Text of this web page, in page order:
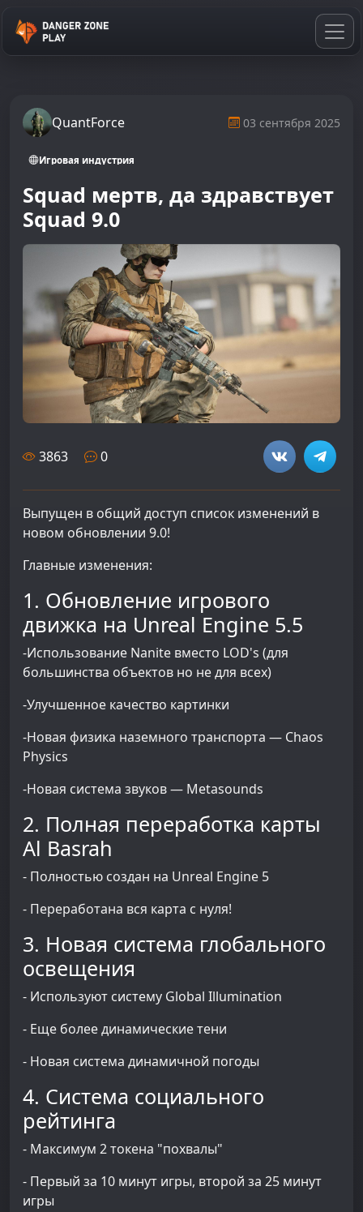
QuantForce 03 сентября 2025
Игровая индустрия
Squad мертв, да здравствует
Squad 9.0
3863 0
Выпущен в общий доступ список изменений в
новом обновлении 9.0!
Главные изменения:
1. Обновление игрового
движка на Unreal Engine 5.5
-Использование Nanite вместо LOD's (для
большинства объектов но не для всех)
-Улучшенное качество картинки
-Новая физика наземного транспорта — Chaos
Physics
-Новая система звуков — Metasounds
2. Полная переработка карты
Al Basrah
- Полностью создан на Unreal Engine 5
- Переработана вся карта с нуля!
3. Новая система глобального
освещения
- Используют систему Global Illumination
- Еще более динамические тени
- Новая система динамичной погоды
4. Система социального
рейтинга
- Максимум 2 токена "похвалы"
- Первый за 10 минут игры, второй за 25 минут
игры